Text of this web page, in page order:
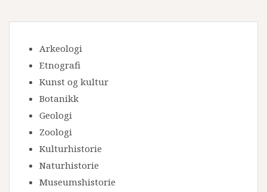
Arkeologi
Etnografi
Kunst og kultur
Botanikk
Geologi
Zoologi
Kulturhistorie
Naturhistorie
Museumshistorie